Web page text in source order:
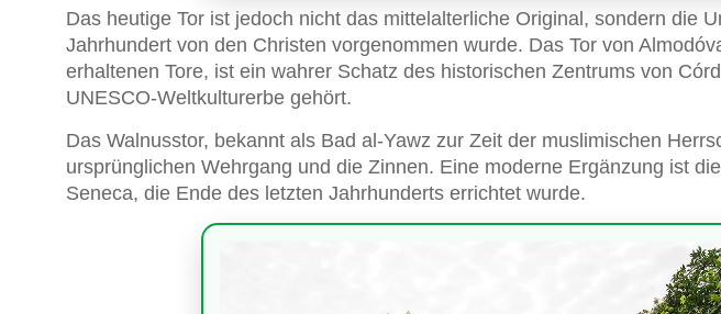
Das heutige Tor ist jedoch nicht das mittelalterliche Original, sondern die
Jahrhundert von den Christen vorgenommen wurde. Das Tor von
erhaltenen Tore, ist ein wahrer Schatz des historischen Zentrums von
UNESCO-Weltkulturerbe gehört.
Das Walnusstor, bekannt als Bad al-Yawz zur Zeit der muslimischen
ursprünglichen Wehrgang und die Zinnen. Eine moderne Ergänzung ist
Seneca, die Ende des letzten Jahrhunderts errichtet wurde.